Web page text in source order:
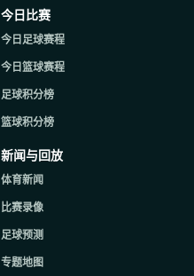
今日比赛
今日足球赛程
今日篮球赛程
足球积分榜
篮球积分榜
新闻与回放
体育新闻
比赛录像
足球预测
专题地图